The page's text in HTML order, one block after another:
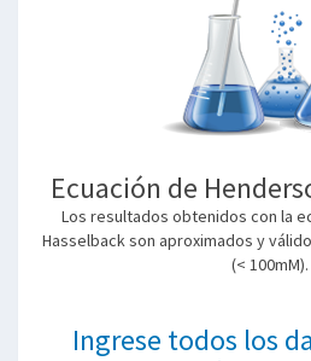
Ecuación de
Los resultados obtenidos con la
Hasselback son aproximados y
(< 100mM).
Ingrese todos los